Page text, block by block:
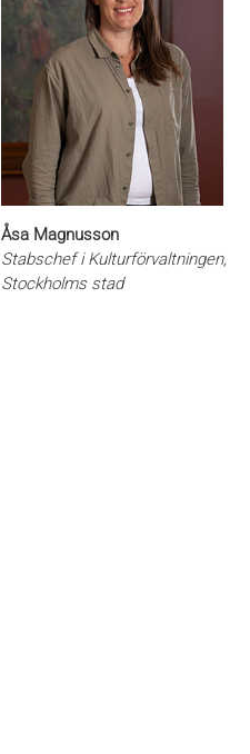
Åsa Magnusson
Stabschef i Kulturförvaltningen,
Stockholms stad